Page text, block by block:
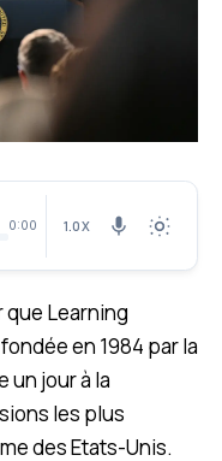
0:00 1.0X
Learning
en 1984 par la
un jour à la
les plus
des Etats-Unis.